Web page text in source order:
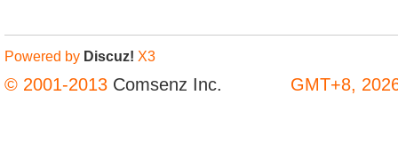
GMT+8,
Powered by Discuz! X3
© 2001-2013 Comsenz Inc.